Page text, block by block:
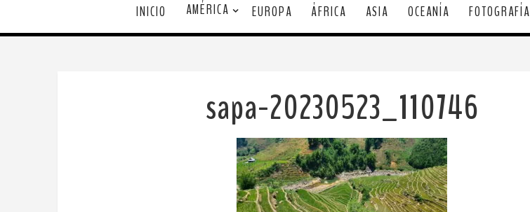
INICIO AMÉRICA EUROPA ÁFRICA ASIA OCEANÍA FOTOGRAFÍA
sapa-20230523_110746